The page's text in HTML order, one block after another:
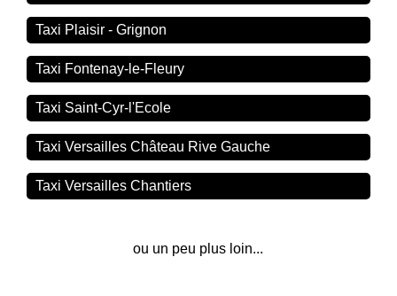
Taxi Plaisir - Grignon
Taxi Fontenay-le-Fleury
Taxi Saint-Cyr-l'Ecole
Taxi Versailles Château Rive Gauche
Taxi Versailles Chantiers
ou un peu plus loin...